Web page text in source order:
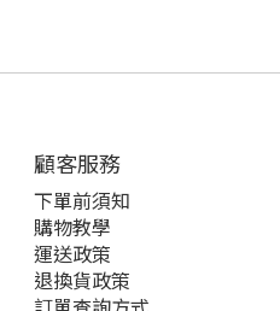
顧客服務
下單前須知
購物教學
運送政策
退換貨政策